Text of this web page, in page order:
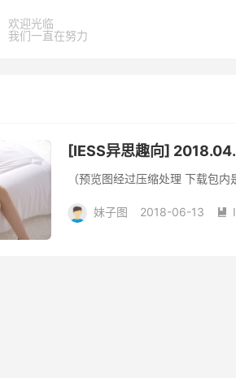
欢迎光临
我们一直在努力
[IESS异思趣向]
（预览图经过压缩处理 下载包内
妹子图 2018-06-13 